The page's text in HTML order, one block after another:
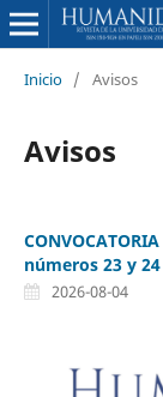
Inicio / Avisos
Avisos
números 23 y
2026-08-04